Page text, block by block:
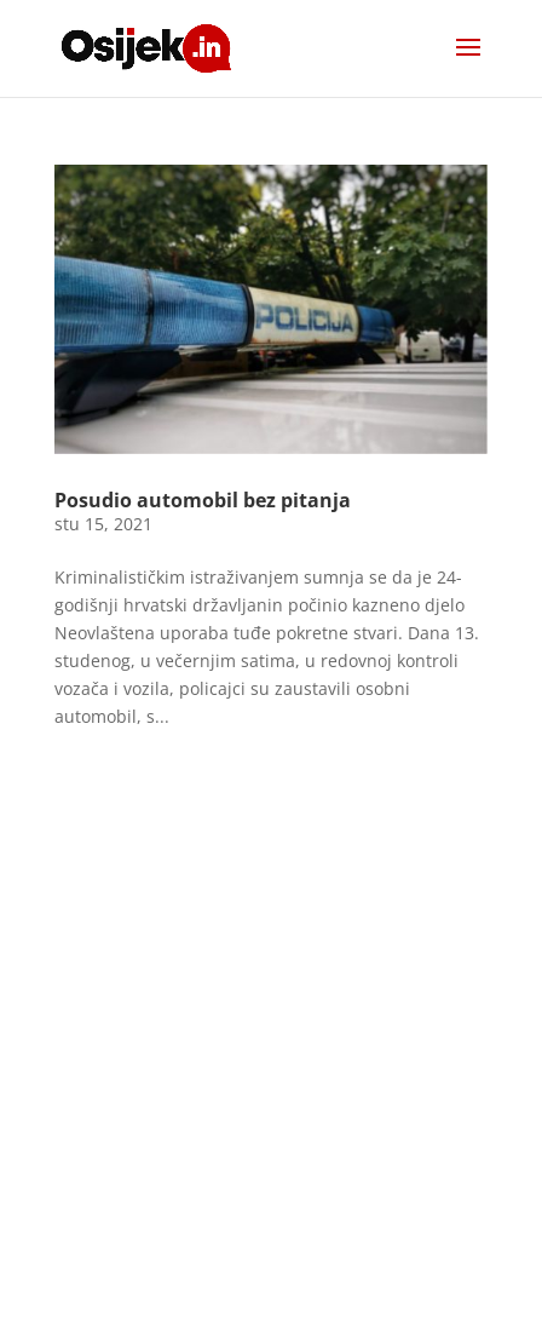
Posudio automobil bez pitanja
stu 15, 2021
Kriminalističkim istraživanjem sumnja se da je 24-
godišnji hrvatski državljanin počinio kazneno djelo
Neovlaštena uporaba tuđe pokretne stvari. Dana 13.
studenog, u večernjim satima, u redovnoj kontroli
vozača i vozila, policajci su zaustavili osobni
automobil, s...